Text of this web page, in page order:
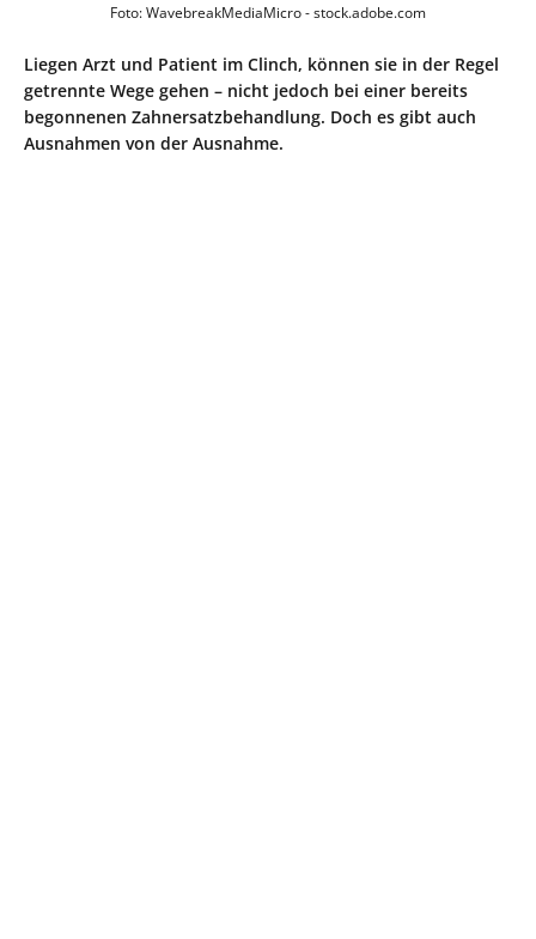
Foto: WavebreakMediaMicro - stock.adobe.com
Liegen Arzt und Patient im Clinch, können sie in der Regel
getrennte Wege gehen – nicht jedoch bei einer bereits
begonnenen Zahnersatzbehandlung. Doch es gibt auch
Ausnahmen von der Ausnahme.